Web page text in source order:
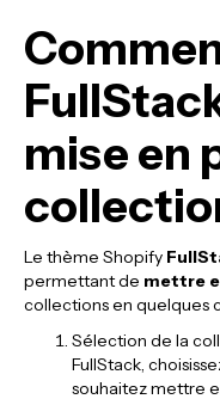
mise en
Le thème Shopify
permettant de mettre
collections en quelques
Sélection de la
FullStack,
souhaitez mettre